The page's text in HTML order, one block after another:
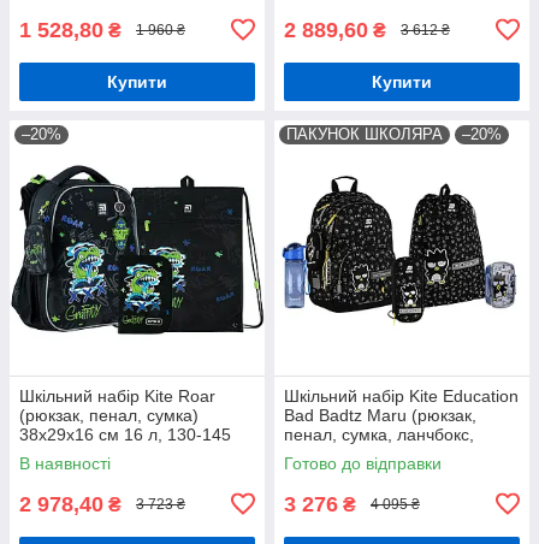
1 528,80 ₴ 1 960 ₴
Купити
2 889,60 ₴ 3 612 ₴
Купити
–20%
Шкільний набір Kite Roar
(рюкзак, пенал, сумка)
38x29x16 см 16 л, 130-145
см, SET_K24-531M-5
В наявності
2 978,40 ₴ 3 723 ₴
ПАКУНОК ШКОЛЯРА –20%
Шкільний набір Kite Education
Bad Badtz Maru (рюкзак,
пенал, сумка, ланчбокс,
пляшка) 130-145 см
Готово до відправки
3 276 ₴ 4 095 ₴